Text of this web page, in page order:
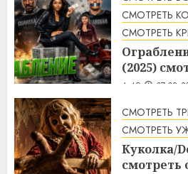
СМОТРЕТЬ
СМОТРЕТЬ
(2025)
4:49
СМОТРЕТЬ
СМОТРЕТЬ
Куколка/
смотреть